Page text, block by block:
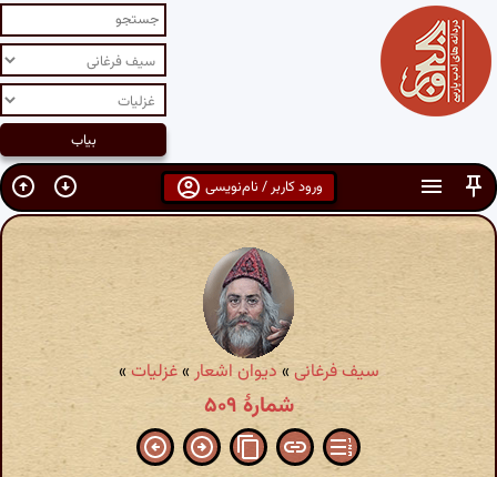
ورود کاربر / نام‌نویسی
سیف فرغانی»دیوان اشعار»غزلیات »
شمارهٔ ۵۰۹